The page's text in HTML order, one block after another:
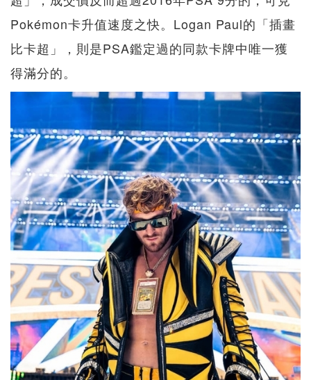
Pokémon卡升值速度之快。Logan Paul的「插畫
比卡超」，則是PSA鑑定過的同款卡牌中唯一獲
得滿分的。